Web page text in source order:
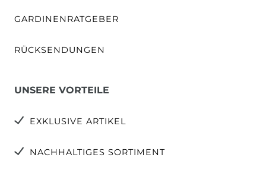
GARDINENRATGEBER
RÜCKSENDUNGEN
UNSERE VORTEILE
EXKLUSIVE ARTIKEL
NACHHALTIGES SORTIMENT